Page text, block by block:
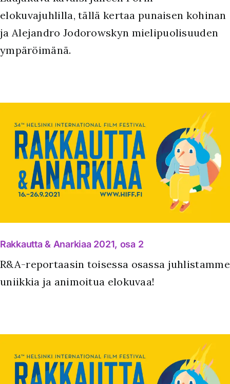
elokuvajuhlilla, tällä kertaa punaisen kohinan
ja Alejandro Jodorowskyn mielipuolisuuden
ympäröimänä.
Rakkautta & Anarkiaa 2021, osa 2
R&A-reportaasin toisessa osassa juhlistamme
uniikkia ja animoitua elokuvaa!